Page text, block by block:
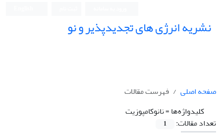
نشریه انرژی های تجدیدپذیر و نو
صفحه اصلی
فهرست مقالات
کلیدواژه‌ها =نانوکامپوزیت
تعداد مقالات:
1